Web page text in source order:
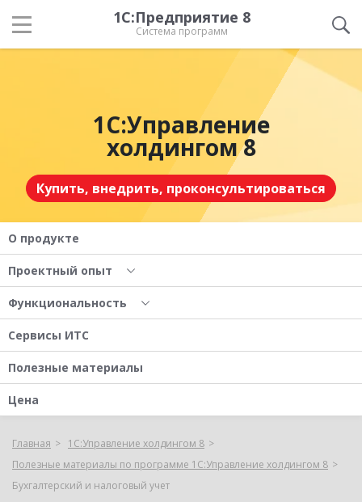
1С:Предприятие 8
Система программ
1С:Управление
холдингом 8
Купить, внедрить, проконсультироваться
О продукте
Проектный опыт
Функциональность
Сервисы ИТС
Полезные материалы
Цена
Главная
1С:Управление холдингом 8
Полезные материалы по программе 1С:Управление холдингом 8
Бухгалтерский и налоговый учет